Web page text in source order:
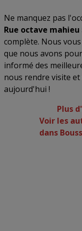
Ne manquez pas
Rue octave mahieu
complète. Nous
que nous avons
informé des
nous rendre visite et
aujourd'hui !
Plus
Voir les
dans